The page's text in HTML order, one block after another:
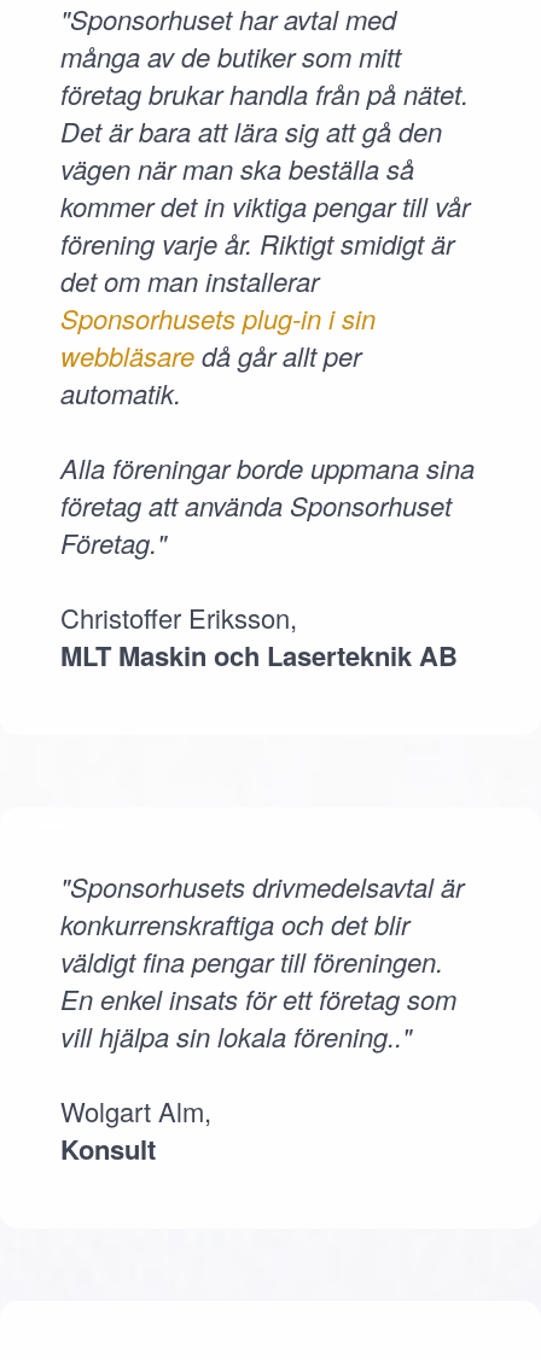
"Sponsorhuset har avtal med
många av de butiker som mitt
företag brukar handla från på nätet.
Det är bara att lära sig att gå den
vägen när man ska beställa så
kommer det in viktiga pengar till vår
förening varje år. Riktigt smidigt är
det om man installerar
Sponsorhusets plug-in i sin
webbläsaredå går allt per
automatik.
Alla föreningar borde uppmana sina
företag att använda Sponsorhuset
Företag."
Christoffer Eriksson,
MLT Maskin och Laserteknik AB
"Sponsorhusets drivmedelsavtal är
konkurrenskraftiga och det blir
väldigt fina pengar till föreningen.
En enkel insats för ett företag som
vill hjälpa sin lokala förening.."
Wolgart Alm,
Konsult